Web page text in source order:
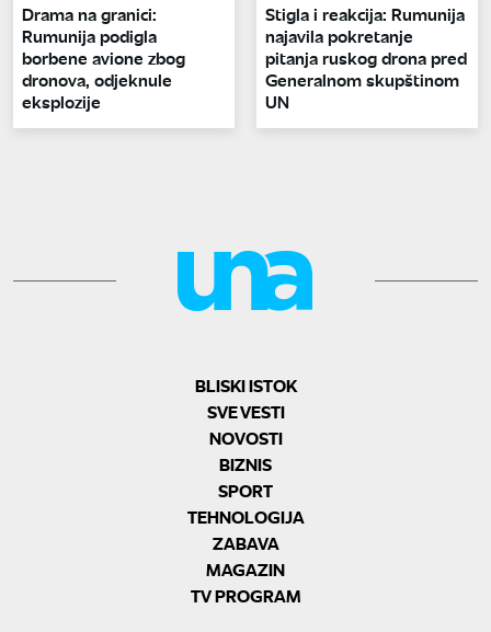
Drama na granici:
Rumunija podigla
borbene avione zbog
dronova, odjeknule
eksplozije
Stigla i reakcija: Rumunija
najavila pokretanje
pitanja ruskog drona pred
Generalnom skupštinom
UN
BLISKI ISTOK
SVE VESTI
NOVOSTI
BIZNIS
SPORT
TEHNOLOGIJA
ZABAVA
MAGAZIN
TV PROGRAM